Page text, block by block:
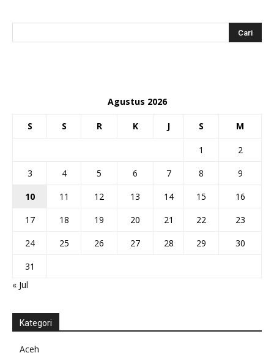
Agustus 2026
S S R K J S M
1
2
3
4 5 6 7 8
9
10
11 12 13 14 15
16
17
18 19 20 21 22
23
24
25 26 27 28 29
30
31
« Jul
Kategori
Aceh